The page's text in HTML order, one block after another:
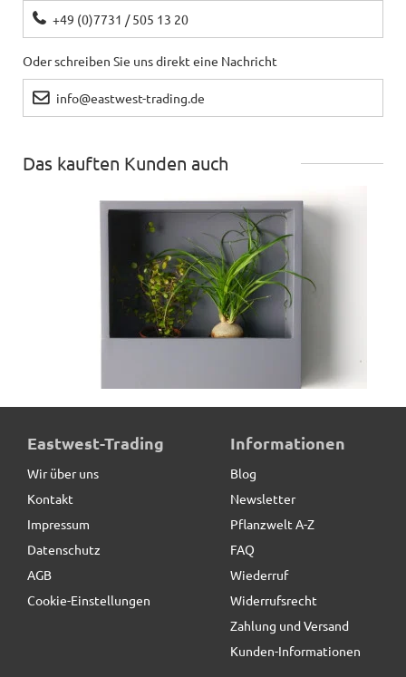
+49 (0)7731 / 505 13 20
Oder schreiben Sie uns direkt eine Nachricht
info@eastwest-trading.de
Das kauften Kunden auch
Wand-Pflanzkasten LINEA, anthrazit - jetzt reduziert
19,90 € *statt
Eastwest-Trading
Wir über uns
Kontakt
Impressum
Datenschutz
AGB
Cookie-Einstellungen
Informationen
Blog
Newsletter
Pflanzwelt A-Z
FAQ
Wiederruf
Widerrufsrecht
Zahlung und Versand
Kunden-Informationen